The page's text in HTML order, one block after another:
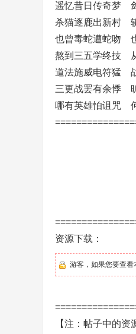
遥忆昔日传奇梦
杀猫逐鹿出新村
也曾毒蛇遭蛇吻
熬到三五学终技
道法施威电符猛
三更战罢有余悸
哪有英雄怕诅咒
资源下载：
游客，如果您要查看
【注：帖子中的资